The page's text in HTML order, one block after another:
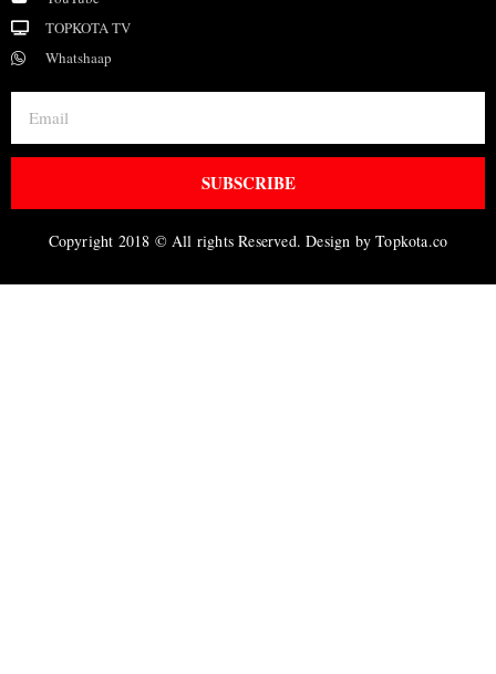
TOPKOTA TV
Whatshaap
SUBSCRIBE
Copyright 2018 © All rights Reserved. Design by Topkota.co